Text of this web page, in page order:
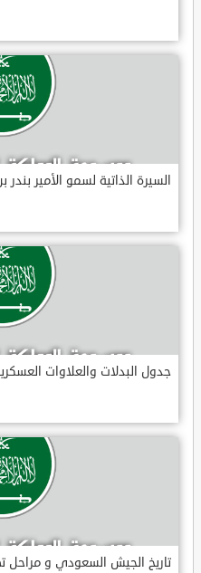
السيرة الذاتية لسمو الأمير
جدول البدلات والعلاوات
تاريخ الجيش السعودي و مراحل